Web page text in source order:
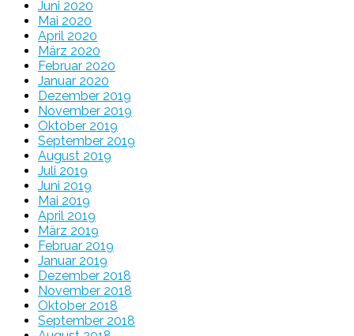
Juni 2020
Mai 2020
April 2020
März 2020
Februar 2020
Januar 2020
Dezember 2019
November 2019
Oktober 2019
September 2019
August 2019
Juli 2019
Juni 2019
Mai 2019
April 2019
März 2019
Februar 2019
Januar 2019
Dezember 2018
November 2018
Oktober 2018
September 2018